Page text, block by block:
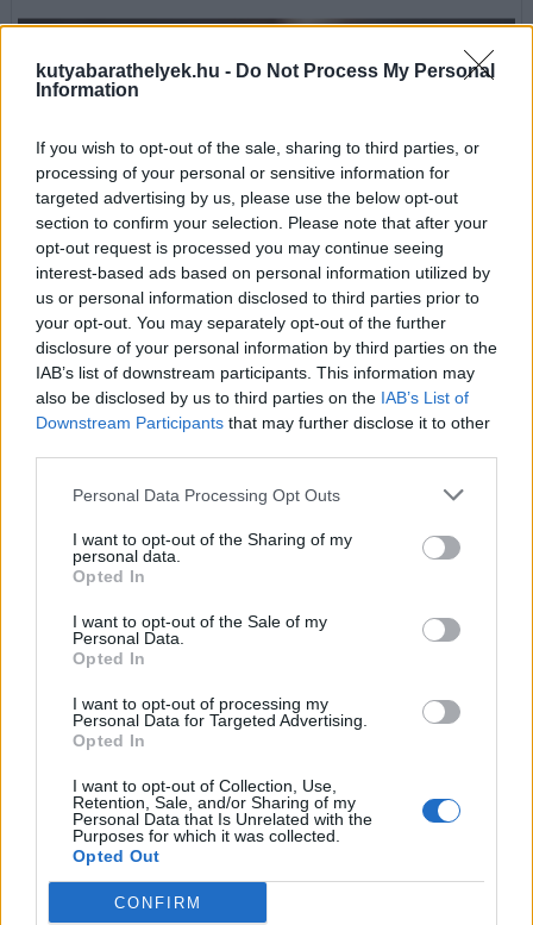
kutyabarathelyek.hu - Do Not Process My Personal
Information
If you wish to opt-out of the sale, sharing to third parties, or
processing of your personal or sensitive information for
targeted advertising by us, please use the below opt-out
section to confirm your selection. Please note that after your
opt-out request is processed you may continue seeing
interest-based ads based on personal information utilized by
us or personal information disclosed to third parties prior to
your opt-out. You may separately opt-out of the further
disclosure of your personal information by third parties on the
IAB’s list of downstream participants. This information may
also be disclosed by us to third parties on the IAB’s List of
Downstream Participants that may further disclose it to other
Personal Data Processing Opt Outs
I want to opt-out of the Sharing of my
personal data.
Opted In
I want to opt-out of the Sale of my
Personal Data.
Opted In
I want to opt-out of processing my
Personal Data for Targeted Advertising.
Opted In
I want to opt-out of Collection, Use,
Retention, Sale, and/or Sharing of my
Personal Data that Is Unrelated with the
Purposes for which it was collected.
Opted Out
CONFIRM
Többféle névre is hallgathat a kutya?
Igen, van a kutyámnak egy "rendes neve". Meg egy rakás másik.
Ismerős? És vajon mindegyikre ugyanúgy hallgat? Mitől függ, ha
igen és mitől függ, ha nem?
A kutyatréner kulisszái mögött – Stílus, elvárások, érzelmi
érettség…
Nem lepődöm meg azon, hogy a közösségi felületeken tanúsított
kommunikációs tartalmak olykor köszönőviszonyban sincsenek a
szemtől szemben mutatott/vállalt gondolatcsere elemeivel...